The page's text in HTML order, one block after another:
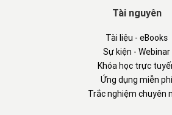
Tài nguyên
Tài liệu - eBooks
Sự kiện - Webinar
Khóa học trực
Ứng dụng miễn phí
Trắc nghiệm chuyên